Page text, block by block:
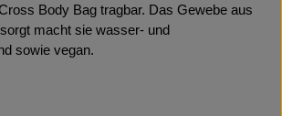
Body Bag tragbar. Das Gewebe aus
macht sie wasser- und
sowie vegan.